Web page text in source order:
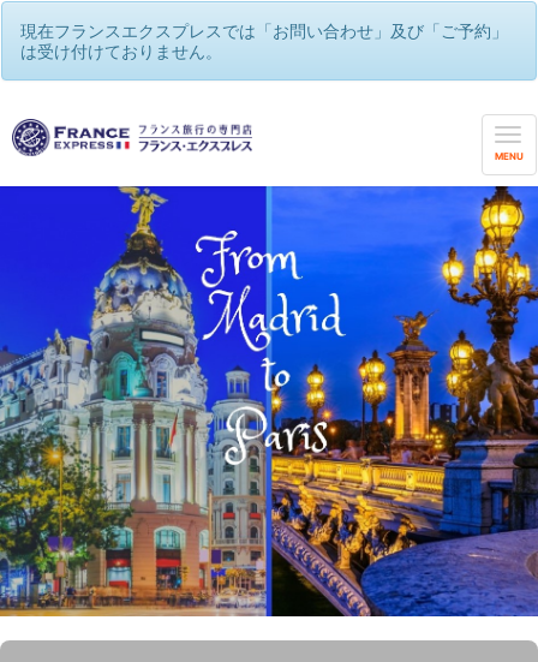
現在フランスエクスプレスでは「お問い合わせ」及び「ご予約」
は受け付けておりません。
MENU